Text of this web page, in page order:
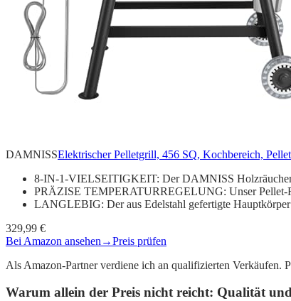
DAMNISSElektrischer Pelletgrill, 456 SQ, Kochbereich,
8-IN-1-VIELSEITIGKEIT: Der DAMNISS
PRÄZISE TEMPERATURREGELUNG: Unser Pellet-
LANGLEBIG: Der aus Edelstahl gefertigte
329,99 €
Bei Amazon ansehen →Preis prüfen
Als Amazon-Partner verdiene ich an qualifizierten Verkäufen.
Warum allein der Preis nicht reicht: Qualität